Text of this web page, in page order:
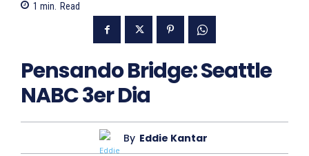
1 min. Read
Pensando Bridge: Seattle
NABC 3er Dia
By Eddie Kantar